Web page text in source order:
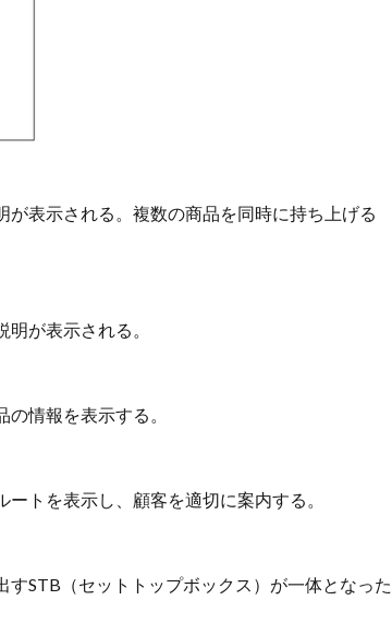
表示される。複数の商品を同時に持ち上げる
が表示される。
情報を表示する。
トを表示し、顧客を適切に案内する。
STB（セットトップボックス）が一体となった